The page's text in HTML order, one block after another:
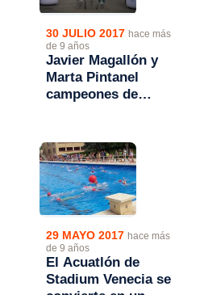
30 JULIO 2017 hace más
de 9 años
Javier Magallón y
Marta Pintanel
campeones de
29 MAYO 2017 hace más
de 9 años
El Acuatlón de
Stadium Venecia se